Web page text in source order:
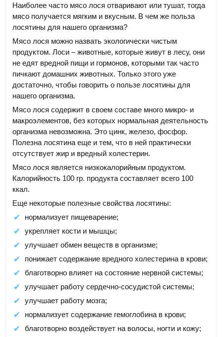
Наиболее часто мясо лося отваривают или тушат, тогда
мясо получается мягким и вкусным. В чем же польза
лосятины для нашего организма?
Мясо лося можно назвать экологически чистым
продуктом. Лоси – животные, которые живут в лесу, они
не едят вредной пищи и гормонов, которыми так часто
пичкают домашних животных. Только этого уже
достаточно, чтобы говорить о пользе лосятины для
нашего организма.
Мясо лося содержит в своем составе много микро- и
макроэлементов, без которых нормальная деятельность
организма невозможна. Это цинк, железо, фосфор.
Полезна лосятина еще и тем, что в ней практически
отсутствует жир и вредный холестерин.
Мясо лося является низкокалорийным продуктом.
Калорийность 100 гр. продукта составляет всего 100
ккал.
Еще некоторые полезные свойства лосятины:
нормализует пищеварение;
укрепляет кости и мышцы;
улучшает обмен веществ в организме;
понижает содержание вредного холестерина в крови;
благотворно влияет на состояние нервной системы;
улучшает работу сердечно-сосудистой системы;
улучшает работу мозга;
нормализует содержание гемоглобина в крови;
благотворно воздействует на волосы, ногти и кожу;